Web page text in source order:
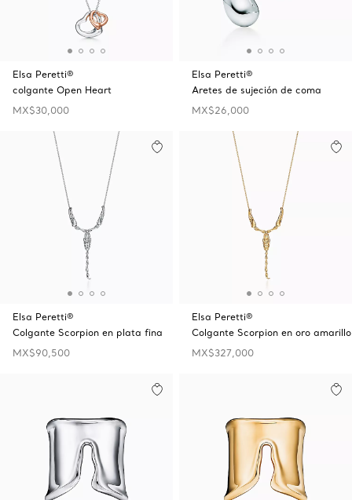
Elsa Peretti®
colgante Open Heart
MX$30,000
Elsa Peretti®
Aretes de sujeción de coma
MX$26,000
Elsa Peretti®
Colgante Scorpion en plata fina
MX$90,500
Elsa Peretti®
Colgante Scorpion en oro amarillo
MX$327,000